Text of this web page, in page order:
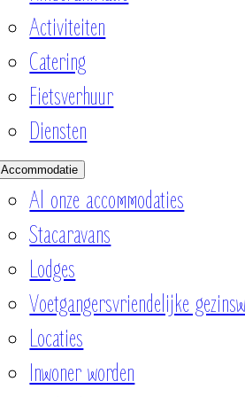
Activiteiten
Catering
Fietsverhuur
Diensten
Accommodatie
Al onze accommodaties
Stacaravans
Lodges
Voetgangersvriendelijke
Locaties
Inwoner worden